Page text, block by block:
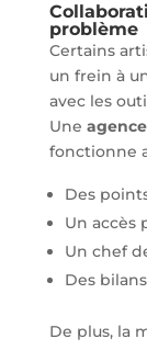
problème
Certains
un frein à
avec les
Une
fonctionne
Des
Un accès
Un chef
Des
De plus, la